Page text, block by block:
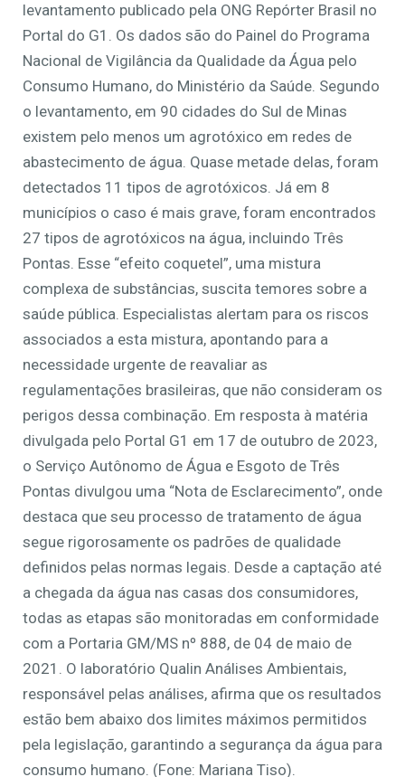
levantamento publicado pela ONG Repórter Brasil no
Portal do G1. Os dados são do Painel do Programa
Nacional de Vigilância da Qualidade da Água pelo
Consumo Humano, do Ministério da Saúde. Segundo
o levantamento, em 90 cidades do Sul de Minas
existem pelo menos um agrotóxico em redes de
abastecimento de água. Quase metade delas, foram
detectados 11 tipos de agrotóxicos. Já em 8
municípios o caso é mais grave, foram encontrados
27 tipos de agrotóxicos na água, incluindo Três
Pontas. Esse “efeito coquetel”, uma mistura
complexa de substâncias, suscita temores sobre a
saúde pública. Especialistas alertam para os riscos
associados a esta mistura, apontando para a
necessidade urgente de reavaliar as
regulamentações brasileiras, que não consideram os
perigos dessa combinação. Em resposta à matéria
divulgada pelo Portal G1 em 17 de outubro de 2023,
o Serviço Autônomo de Água e Esgoto de Três
Pontas divulgou uma “Nota de Esclarecimento”, onde
destaca que seu processo de tratamento de água
segue rigorosamente os padrões de qualidade
definidos pelas normas legais. Desde a captação até
a chegada da água nas casas dos consumidores,
todas as etapas são monitoradas em conformidade
com a Portaria GM/MS nº 888, de 04 de maio de
2021. O laboratório Qualin Análises Ambientais,
responsável pelas análises, afirma que os resultados
estão bem abaixo dos limites máximos permitidos
pela legislação, garantindo a segurança da água para
consumo humano. (Fone: Mariana Tiso).